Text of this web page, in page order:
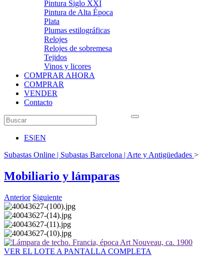
Pintura Siglo XXI
Pintura de Alta Época
Plata
Plumas estilográficas
Relojes
Relojes de sobremesa
Tejidos
Vinos y licores
COMPRAR AHORA
COMPRAR
VENDER
Contacto
ES|EN
Subastas Online | Subastas Barcelona | Arte y Antigüedades >
Mobiliario y lámparas
Anterior Siguiente
VER EL LOTE A PANTALLA COMPLETA